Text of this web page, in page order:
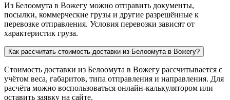
Из Белоомута в Вожегу можно отправить документы,
посылки, коммерческие грузы и другие разрешённые к
перевозке отправления. Условия перевозки зависят от
характеристик груза.
Как рассчитать стоимость доставки из Белоомута в Вожегу?
Стоимость доставки из Белоомута в Вожегу рассчитывается с
учётом веса, габаритов, типа отправления и направления. Для
расчёта можно воспользоваться онлайн-калькулятором или
оставить заявку на сайте.